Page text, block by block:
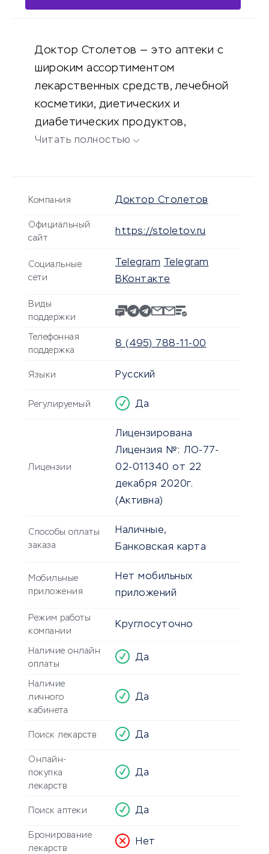
Доктор Столетов — это аптеки с
широким ассортиментом
лекарственных средств, лечебной
косметики, диетических и
диабетических продуктов,
витаминов и спортивного питания.
Читать полностью
Компания Доктор Столетов
Официальный
сайт
https://stoletov.ru
Социальные
сети
Telegram
Telegram
ВКонтакте
Виды
поддержки
Телефонная
поддержка
8 (495) 788-11-00
Языки Русский
Регулируемый Да
Лицензии
Лицензирована
Лицензия №: ЛО-77-
02-011340 от 22
декабря 2020г.
(Активна)
Способы оплаты
заказа
Наличные,
Банковская карта
Мобильные
приложения
Нет мобильных
приложений
Режим работы
компании
Круглосуточно
Наличие онлайн
оплаты
Да
Наличие
личного
кабинета
Да
Поиск лекарств Да
Онлайн-
покупка
лекарств
Да
Поиск аптеки Да
Бронирование
лекарств
Нет